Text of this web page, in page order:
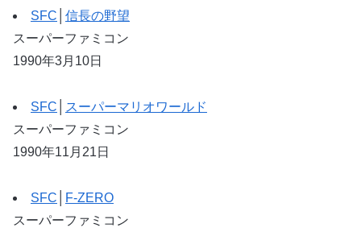
SFC
信長の野望
スーパーファミコン
1990年3月10日
SFC
スーパーマリオワールド
スーパーファミコン
1990年11月21日
SFC
F-ZERO
スーパーファミコン